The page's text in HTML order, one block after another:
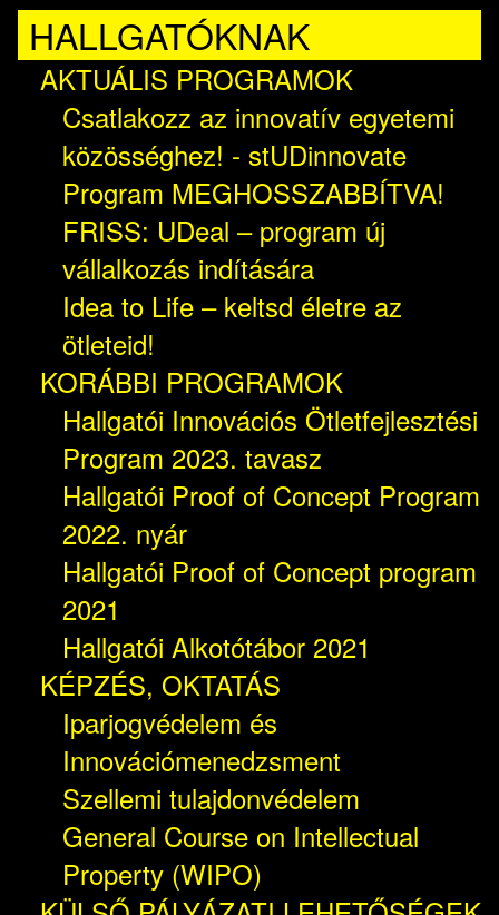
HALLGATÓKNAK
AKTUÁLIS PROGRAMOK
Csatlakozz az innovatív egyetemi
közösséghez! - stUDinnovate
Program MEGHOSSZABBÍTVA!
FRISS: UDeal – program új
vállalkozás indítására
Idea to Life – keltsd életre az
ötleteid!
KORÁBBI PROGRAMOK
Hallgatói Innovációs Ötletfejlesztési
Program 2023. tavasz
Hallgatói Proof of Concept Program
2022. nyár
Hallgatói Proof of Concept program
2021
Hallgatói Alkotótábor 2021
KÉPZÉS, OKTATÁS
Iparjogvédelem és
Innovációmenedzsment
Szellemi tulajdonvédelem
General Course on Intellectual
Property (WIPO)